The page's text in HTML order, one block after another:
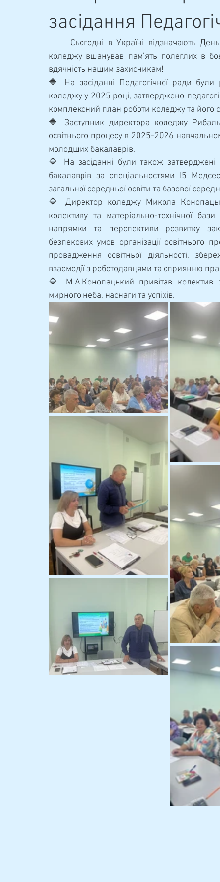
Навчально-методична
засідання
коледжу вшанував пам’ять полеглих в
вдячність нашим захисникам!
🔷 На засіданні Педагогічної ради були
коледжу у 2025 році, затверджено
комплексний план роботи коледжу та його
🔷 Заступник директора коледжу
освітнього процесу в 2025-2026
молодших бакалаврів.
🔷 На засіданні були також
бакалаврів за спеціальностями І5
загальної середньої освіти та базової
🔷 Директор коледжу Микола
колективу та матеріально-технічної
напрямки та перспективи розвитку
безпекових умов організації освітнього
провадження освітньої діяльності,
взаємодії з роботодавцями та сприянню
🔷 М.А.Конопацький привітав колектив
мирного неба, наснаги та успіхів.